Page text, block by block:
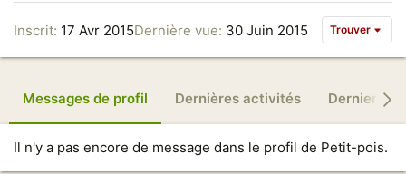
Inscrit 17 Avr 2015Dernière vue 30 Juin 2015 Trouver
Messages de profil Dernières activités Derniers
Il n'y a pas encore de message dans le profil de Petit-pois.